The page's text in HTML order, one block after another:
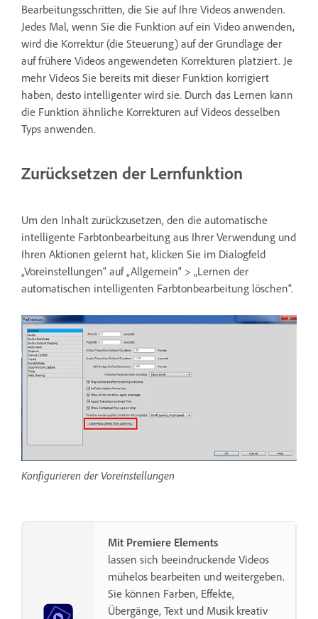
Bearbeitungsschritten, die Sie auf Ihre Videos anwenden.
Jedes Mal, wenn Sie die Funktion auf ein Video anwenden,
wird die Korrektur (die Steuerung) auf der Grundlage der
auf frühere Videos angewendeten Korrekturen platziert. Je
mehr Videos Sie bereits mit dieser Funktion korrigiert
haben, desto intelligenter wird sie. Durch das Lernen kann
die Funktion ähnliche Korrekturen auf Videos desselben
Typs anwenden.
Zurücksetzen der Lernfunktion
Um den Inhalt zurückzusetzen, den die automatische
intelligente Farbtonbearbeitung aus Ihrer Verwendung und
Ihren Aktionen gelernt hat, klicken Sie im Dialogfeld
„Voreinstellungen“ auf „Allgemein“ > „Lernen der
automatischen intelligenten Farbtonbearbeitung löschen“.
Konfigurieren der Voreinstellungen
Mit Premiere Elements
lassen sich beeindruckende Videos
mühelos bearbeiten und weitergeben.
Sie können Farben, Effekte,
Übergänge, Text und Musik kreativ